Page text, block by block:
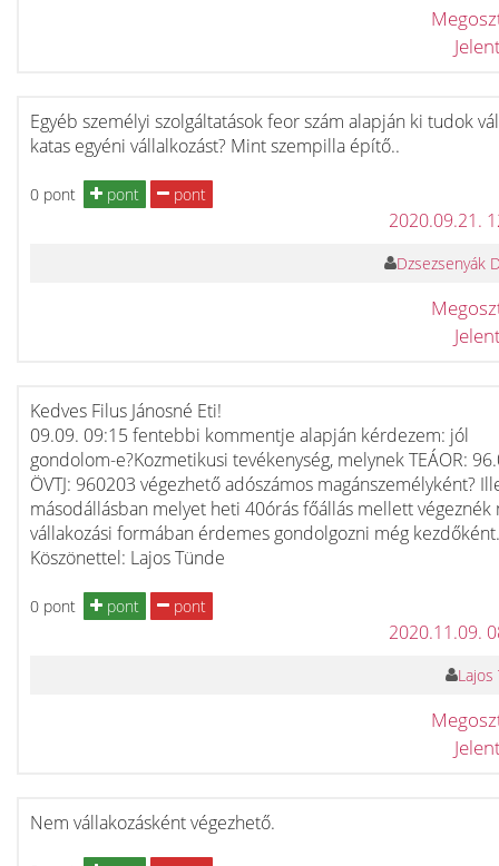
Egyéb személyi szolgáltatások feor szám alapján ki tudok
katas egyéni vállalkozást? Mint szempilla építő..
0 pont pont pont
2020.09.21.
Dzsezsenyák
Kedves Filus Jánosné Eti!
09.09. 09:15 fentebbi kommentje alapján kérdezem: jól
gondolom-e?Kozmetikusi tevékenység, melynek TEÁOR:
ÖVTJ: 960203 végezhető adószámos magánszemélyként?
másodállásban melyet heti 40órás főállás mellett végeznék
vállakozási formában érdemes gondolgozni még kezdőként.
Köszönettel: Lajos Tünde
0 pont pont pont
2020.11.09.
Lajos
Nem vállakozásként végezhető.